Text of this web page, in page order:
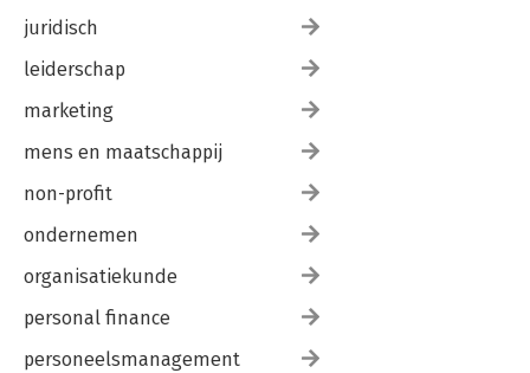
juridisch
leiderschap
marketing
mens en maatschappij
non-profit
ondernemen
organisatiekunde
personal finance
personeelsmanagement